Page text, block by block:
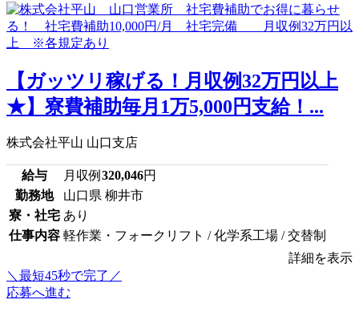
【ガッツリ稼げる！月収例32万円以上
★】寮費補助毎月1万5,000円支給！...
株式会社平山 山口支店
給与 月収例 320,046円
勤務地
山口県 柳井市
寮・社宅 あり
仕事内容 軽作業・フォークリフト / 化学系工場 / 交替制
詳細を表示
＼最短45秒で完了／
応募へ進む